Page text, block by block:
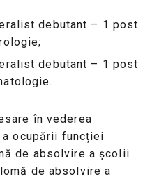
debutant – 1 post
debutant – 1 post
în vederea
ocupării funcției
de absolvire a şcolii
de absolvire a